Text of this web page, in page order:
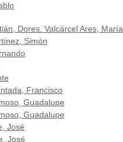
Dores. Valcárcel Ares, María
Simón
Francisco
Guadalupe
Guadalupe
José
José